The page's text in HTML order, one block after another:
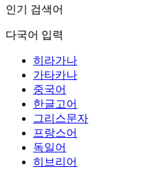
인기 검색어
다국어 입력
히라가나
가타카나
중국어
한글고어
그리스문자
프랑스어
독일어
히브리어